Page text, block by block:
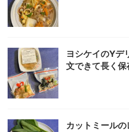
ヨシケイのYデ
文できて長く保
カットミール